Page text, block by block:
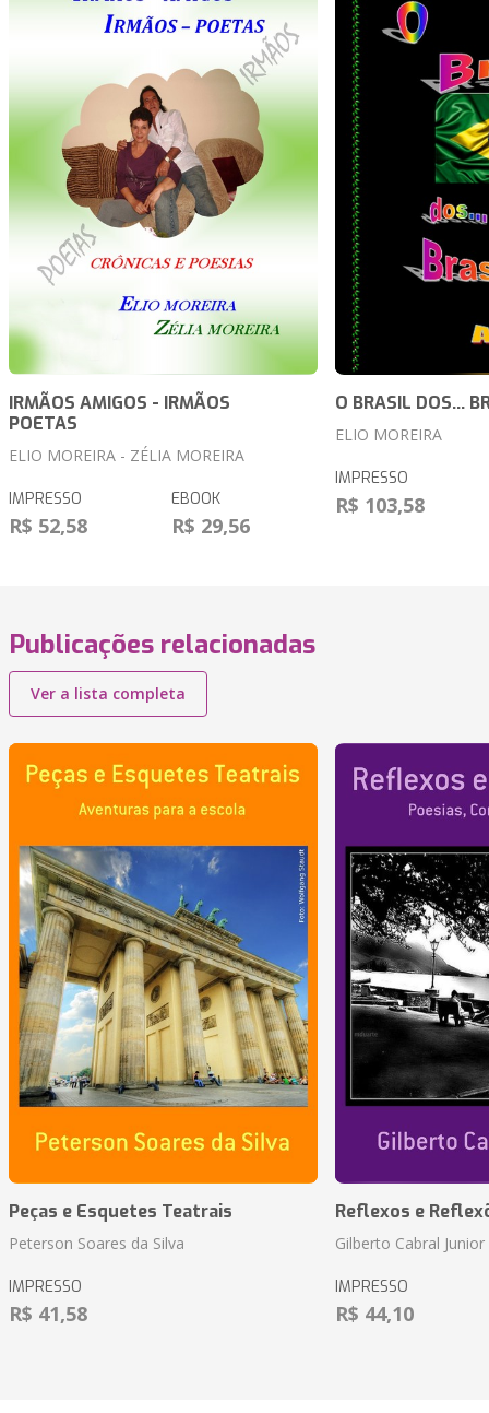
IRMÃOS AMIGOS - IRMÃOS
POETAS
ELIO MOREIRA - ZÉLIA MOREIRA
IMPRESSO
R$ 52,58
EBOOK
R$ 29,56
O BRASIL DOS...
ELIO MOREIRA
IMPRESSO
R$ 103,58
Publicações relacionadas
Ver a lista completa
Peças e Esquetes Teatrais
Peterson Soares da Silva
IMPRESSO
R$ 41,58
Reflexos e
Gilberto Cabral Junior
IMPRESSO
R$ 44,10